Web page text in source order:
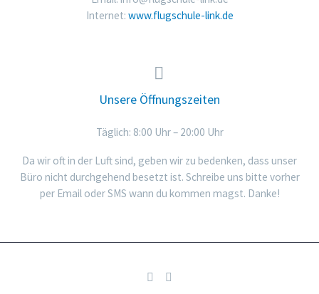
Internet: www.flugschule-link.de


Unsere Öffnungszeiten
Täglich: 8:00 Uhr – 20:00 Uhr
Da wir oft in der Luft sind, geben wir zu bedenken, dass unser
Büro nicht durchgehend besetzt ist. Schreibe uns bitte vorher
per Email oder SMS wann du kommen magst. Danke!